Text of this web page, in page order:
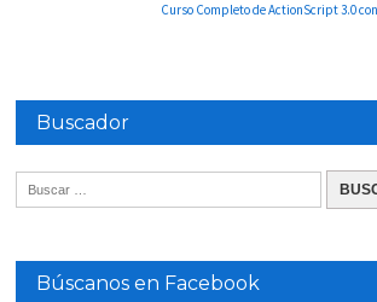
Curso Completo de ActionScript 3.0
Buscador
Búscanos en Facebook